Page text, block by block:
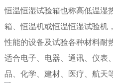
恒温恒湿试验箱也称高低温湿
箱、恒温机或恒温恒湿试验机
性能的设备及试验各种材料耐
适合电子、电器、通讯、仪表
品、化学、建材、医疗、航天